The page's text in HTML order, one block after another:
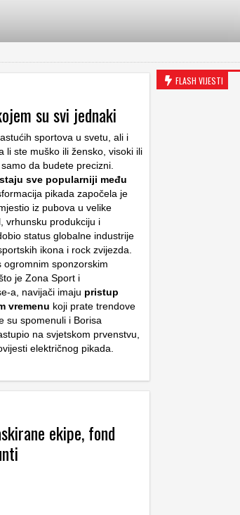
su svi jednaki
sportova u svetu, ali i
li ste muško ili žensko, visoki ili
da budete precizni.
sve popularniji među
pikada započela je
iz pubova u velike
vrhunsku produkciju i
status globalne industrije
ikona i rock zvijezda.
ogromnim sponzorskim
je Zona Sport i
a, navijači imaju pristup
vremenu koji prate trendove
su spomenuli i Borisa
na svjetskom prvenstvu,
električnog pikada.
ekipe, fond
FLASH VIJESTI